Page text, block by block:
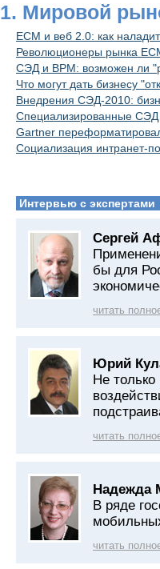
1. Мировой
ECM и веб 2.0: как
Революционеры рынка
СЭД и ВРM: возможен ли
Что могут дать бизнесу
Внедрения СЭД-2010:
Специализированные СЭД
Gartner
Социализация интранет-
Интервью с экспертами
Сергей
бы для
читать
Юрий
Не
читать
Надежда
В ряде
читать